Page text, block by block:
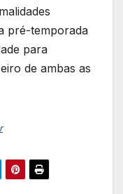
pré-temporada
para
de ambas as